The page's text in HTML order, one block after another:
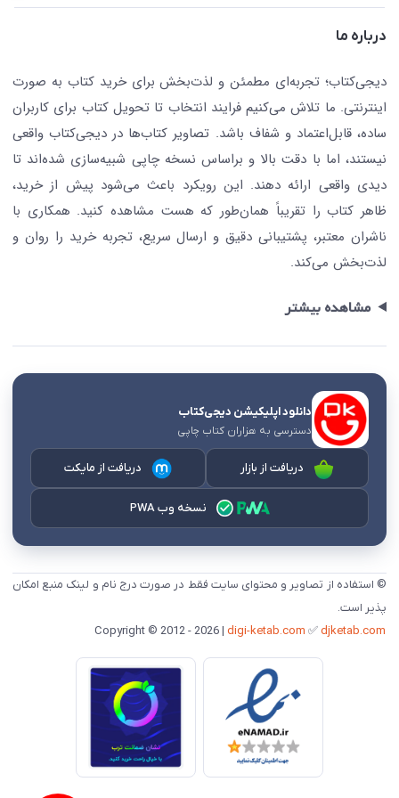
کافه دیجی کتاب
جستجو در سایت
کتابیاب
درباره ما
دیجی‌کتاب؛ تجربه‌ای مطمئن و لذت‌بخش برای خرید کتاب به صورت
اینترنتی. ما تلاش می‌کنیم فرایند انتخاب تا تحویل کتاب برای کاربران
ساده، قابل‌اعتماد و شفاف باشد. تصاویر کتاب‌ها در دیجی‌کتاب واقعی
نیستند، اما با دقت بالا و براساس نسخه چاپی شبیه‌سازی شده‌اند تا
دیدی واقعی ارائه دهند. این رویکرد باعث می‌شود پیش از خرید،
ظاهر کتاب را تقریباً همان‌طور که هست مشاهده کنید. همکاری با
ناشران معتبر، پشتیبانی دقیق و ارسال سریع، تجربه خرید را روان و
لذت‌بخش می‌کند.
مشاهده بیشتر
دانلود اپلیکیشن دیجی‌کتاب
دسترسی به هزاران کتاب چاپی
دریافت از بازار دریافت از مایکت
نسخه وب PWA
© استفاده از تصاویر و محتوای سایت فقط در صورت درج نام و لینک منبع امکان
پذیر است.
digi-ketab.com ✅djketab.com